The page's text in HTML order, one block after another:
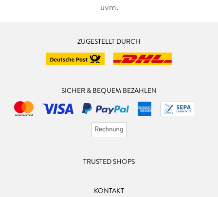
uvm.
ZUGESTELLT DURCH
SICHER & BEQUEM BEZAHLEN
TRUSTED SHOPS
KONTAKT